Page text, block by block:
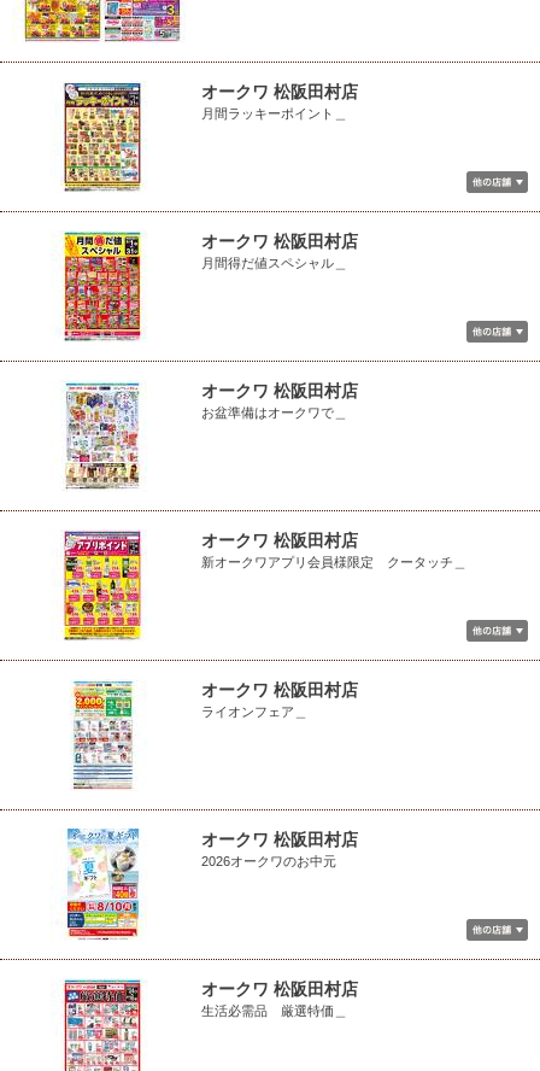
オークワ 松阪田村店
月間ラッキーポイント＿
オークワ 松阪田村店
月間得だ値スペシャル＿
オークワ 松阪田村店
お盆準備はオークワで＿
オークワ 松阪田村店
新オークワアプリ会員様限定 クータッチ＿
オークワ 松阪田村店
ライオンフェア＿
オークワ 松阪田村店
2026オークワのお中元
オークワ 松阪田村店
生活必需品 厳選特価＿